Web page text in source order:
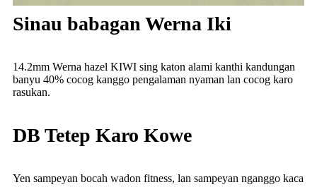
Sinau babagan Werna Iki
14.2mm Werna hazel KIWI sing katon alami kanthi kandungan
banyu 40% cocog kanggo pengalaman nyaman lan cocog karo
rasukan.
DB Tetep Karo Kowe
Yen sampeyan bocah wadon fitness, lan sampeyan nganggo kaca